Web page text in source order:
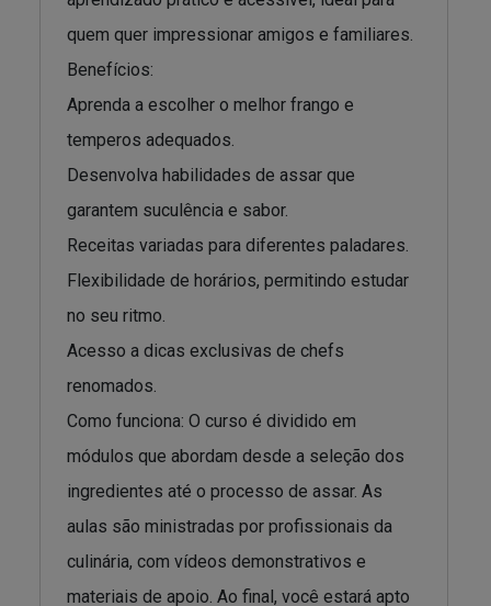
quem quer impressionar amigos e familiares.
Benefícios:
Aprenda a escolher o melhor frango e
temperos adequados.
Desenvolva habilidades de assar que
garantem suculência e sabor.
Receitas variadas para diferentes paladares.
Flexibilidade de horários, permitindo estudar
no seu ritmo.
Acesso a dicas exclusivas de chefs
renomados.
Como funciona: O curso é dividido em
módulos que abordam desde a seleção dos
ingredientes até o processo de assar. As
aulas são ministradas por profissionais da
culinária, com vídeos demonstrativos e
materiais de apoio. Ao final, você estará apto